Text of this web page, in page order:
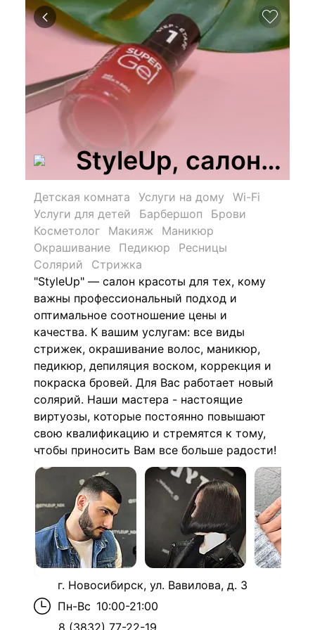
StyleUp, салон
Детская комната Услуги на дому
Wi-Fi
Услуги для детей
Барбершоп
Брови
Косметолог
Макияж
Маникюр
Окрашивание
Педикюр
Ресницы
Солярий
Стрижка
"StyleUp" — салон красоты для тех, кому
важны профессиональный подход и
оптимальное соотношение цены и
качества. К вашим услугам: все виды
стрижек, окрашивание волос, маникюр,
педикюр, депиляция воском, коррекция и
покраска бровей. Для Вас работает новый
солярий. Наши мастера - настоящие
виртуозы, которые постоянно повышают
свою квалификацию и стремятся к тому,
чтобы приносить Вам все больше радости!
г. Новосибирск, ул. Вавилова, д. 3
Пн-Вс 10:00-21:00
8 (3832) 77-22-19